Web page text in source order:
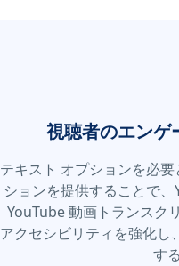
視聴者のエンゲ
テキスト オプションを必
ションを提供することで
YouTube 動画トランスク
アクセシビリティを強化し
す